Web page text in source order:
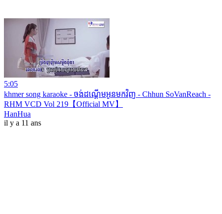
5:05
khmer song karaoke - ចង់ដណ្តើមអូនមកវិញ - Chhun SoVanReach -
RHM VCD Vol 219【Official MV】
HanHua
il y a 11 ans